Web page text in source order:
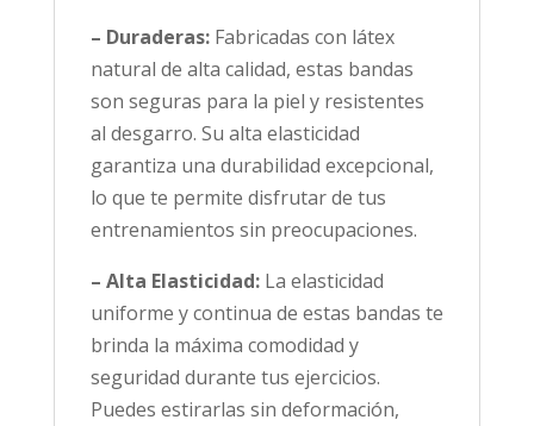
– Duraderas: Fabricadas con látex
natural de alta calidad, estas bandas
son seguras para la piel y resistentes
al desgarro. Su alta elasticidad
garantiza una durabilidad excepcional,
lo que te permite disfrutar de tus
entrenamientos sin preocupaciones.
– Alta Elasticidad: La elasticidad
uniforme y continua de estas bandas te
brinda la máxima comodidad y
seguridad durante tus ejercicios.
Puedes estirarlas sin deformación,